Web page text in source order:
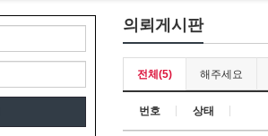
의뢰게시판
전체(5) 해주세요
번호 상태